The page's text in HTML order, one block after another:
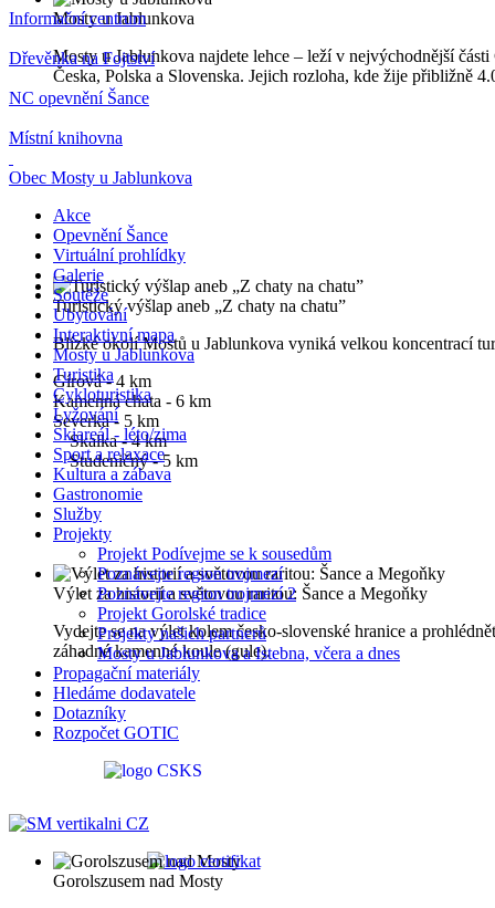
Mosty u Jablunkova
Mosty u Jablunkova najdete lehce – leží v nejvýchodnější
Česka, Polska a Slovenska. Jejich rozloha, kde žije přibližně
Turistický výšlap aneb „Z chaty na chatu”
Blízké okolí Mostů u Jablunkova vyniká velkou koncentrací
Gírová - 4 km
Kamenná chata - 6 km
Severka - 5 km
Skalka - 4 km
Studeničný - 5 km
Výlet za historií a světovou raritou: Šance a Megoňky
Vydejte se na výlet kolem česko-slovenské hranice a
záhadné kamenné koule (gule).
Gorolszusem nad Mosty
Informační centrum
Dřevěnka na Fojtství
NC opevnění Šance
Místní knihovna
Obec Mosty u Jablunkova
Akce
Opevnění Šance
Virtuální prohlídky
Galerie
Soutěže
Ubytování
Interaktivní mapa
Mosty u Jablunkova
Turistika
Cykloturistika
Lyžování
Skiareál - léto/zima
Sport a relaxace
Kultura a zábava
Gastronomie
Služby
Projekty
Projekt Podívejme se k sousedům
Poznávejte region trojmezí
Poznávejte region trojmezí 2
Projekt Gorolské tradice
Projekty našich partnerů
Mosty u Jablunkova a Istebna, včera a dnes
Propagační materiály
Hledáme dodavatele
Dotazníky
Rozpočet GOTIC